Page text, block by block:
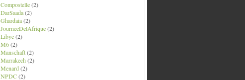
Compostelle(2)
DarSaada(2)
Ghardaia(2)
JourneeDelAfrique(2)
Libye(2)
M6(2)
Manschaft(2)
Marrakech (2)
Menard(2)
NPDC(2)